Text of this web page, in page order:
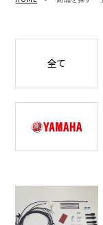
全て